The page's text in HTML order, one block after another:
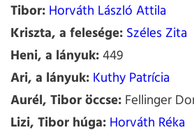
Tibor:Horváth László Attila
Kriszta, a felesége:Széles Zita
Heni, a lányuk:449
Ari, a lányuk:Kuthy Patrícia
Aurél, Tibor öccse:Fellinger
Lizi, Tibor húga:Horváth Réka